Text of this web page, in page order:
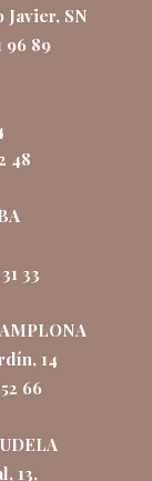
Javier, SN
96 89
48
33
14
66
13,